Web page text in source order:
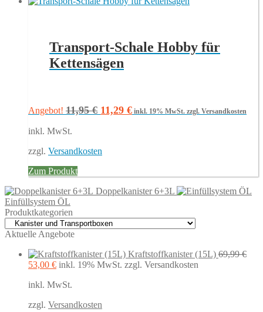
Transport-Schale Hobby für
Kettensägen
Angebot! 11,95€ Ursprünglicher
11,29 €Aktueller
inkl. 19% MwSt. zzgl. Versandkosten
inkl. MwSt.
zzgl. Versandkosten
Zum Produkt
Doppelkanister 6+3L
Einfüllsystem ÖL
Produktkategorien
Aktuelle Angebote
Kraftstoffkanister (15L) 69,99€
Ursprünglicher
war:
53,00 €Aktueller
ist:
inkl. 19% MwSt. zzgl. Versandkosten
inkl. MwSt.
zzgl. Versandkosten